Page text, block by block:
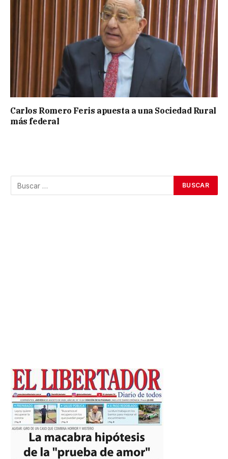
Carlos Romero Feris apuesta a una Sociedad Rural
más federal